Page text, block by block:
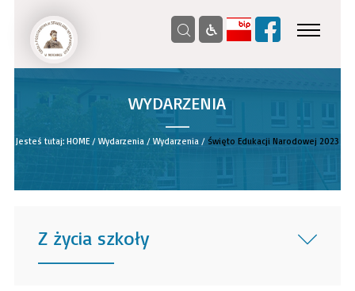
WYDARZENIA
__
Jesteś tutaj: HOME/ Wydarzenia/ Wydarzenia/ Święto Edukacji Narodowej 2023
Z życia szkoły
______